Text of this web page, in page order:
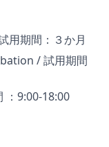
期間：３か月
/ 試用期間
9:00-18:00